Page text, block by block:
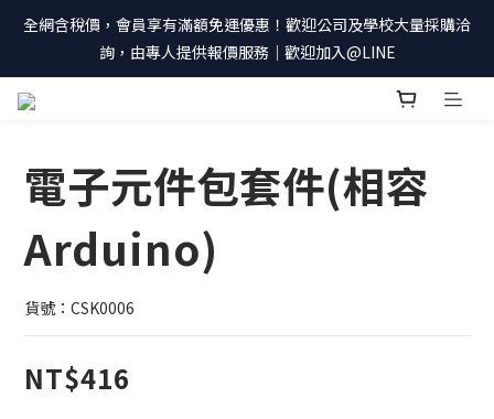
全網含稅價，會員享有滿額免運優惠！歡迎公司及學校大量採購洽
詢，由專人提供報價服務｜歡迎加入@LINE
電子元件包套件(相容
Arduino)
貨號：CSK0006
NT$416